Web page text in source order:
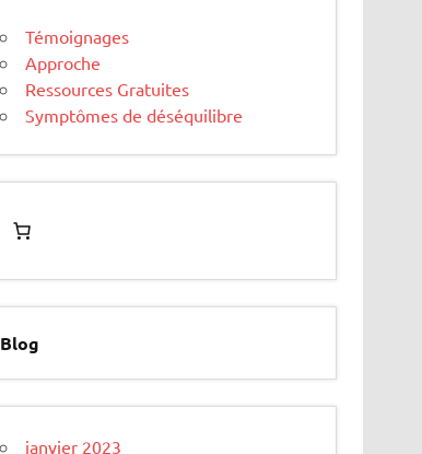
Témoignages
Approche
Ressources Gratuites
Symptômes de déséquilibre
Blog
janvier 2023